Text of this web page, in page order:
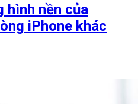
hình nền của
iPhone khác